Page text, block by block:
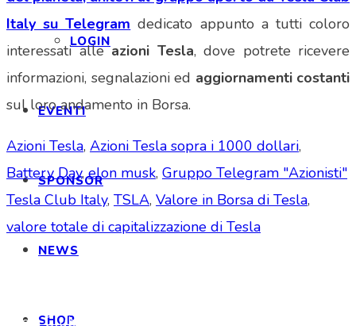
LOGIN
EVENTI
SPONSOR
NEWS
SHOP
Italy su Telegram dedicato appunto a tutti coloro
interessati alleazioni Tesla, dove potrete ricevere
informazioni, segnalazioni ed aggiornamenti costanti
sul loro andamento in Borsa.
Azioni Tesla, Azioni Tesla sopra i 1000 dollari,
Battery Day,elon musk, Gruppo Telegram "Azionisti"
Tesla Club Italy, TSLA, Valore in Borsa di Tesla,
valore totale di capitalizzazione di Tesla
Tesla Club Italy is the first Tesla club in Italy